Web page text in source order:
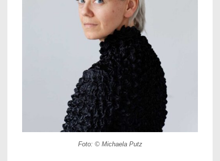
Foto: © Michaela Putz